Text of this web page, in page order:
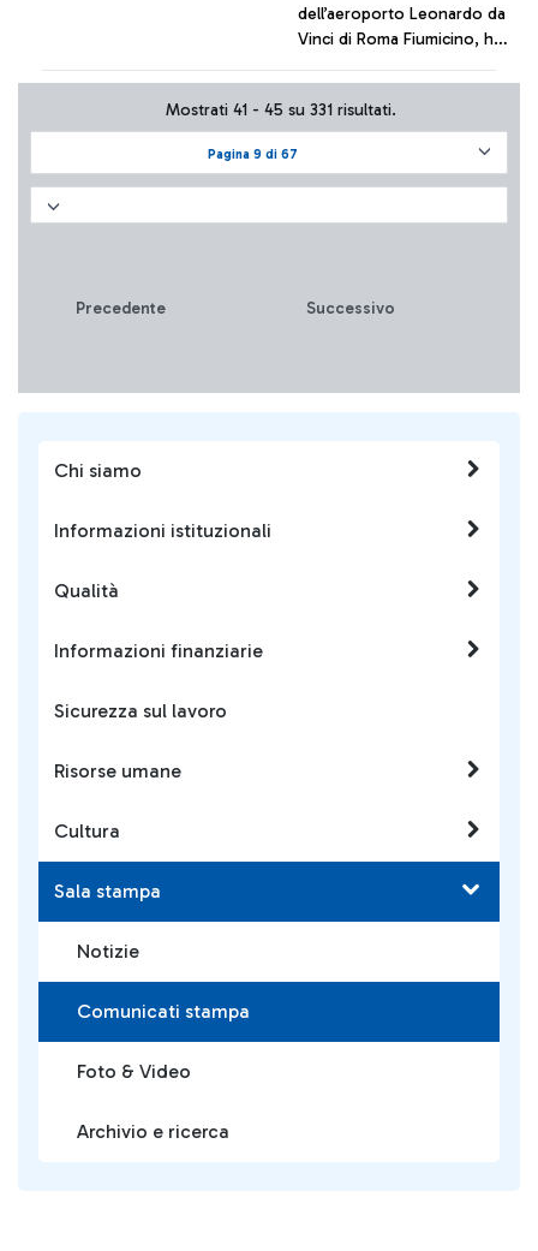
Chi siamo
Informazioni istituzionali
Qualità
Informazioni finanziarie
Sicurezza sul lavoro
Risorse umane
Cultura
Sala stampa
Notizie
Comunicati stampa
Foto & Video
Archivio e ricerca
dell’aeroporto Leonardo da
Vinci di Roma Fiumicino, ha
di corporate venture capital
di Aeroporti di Roma ADR
con Lufthansa Innovation
Pagina 9 di 67
Mostrati 41 - 45 su 331 risultati.
Precedente Successivo